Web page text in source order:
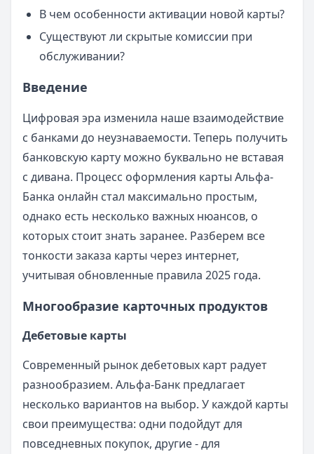
В чем особенности активации новой карты?
Существуют ли скрытые комиссии при
обслуживании?
Введение
Цифровая эра изменила наше взаимодействие
с банками до неузнаваемости. Теперь получить
банковскую карту можно буквально не вставая
с дивана. Процесс оформления карты Альфа-
Банка онлайн стал максимально простым,
однако есть несколько важных нюансов, о
которых стоит знать заранее. Разберем все
тонкости заказа карты через интернет,
учитывая обновленные правила 2025 года.
Многообразие карточных продуктов
Дебетовые карты
Современный рынок дебетовых карт радует
разнообразием. Альфа-Банк предлагает
несколько вариантов на выбор. У каждой карты
свои преимущества: одни подойдут для
повседневных покупок, другие - для